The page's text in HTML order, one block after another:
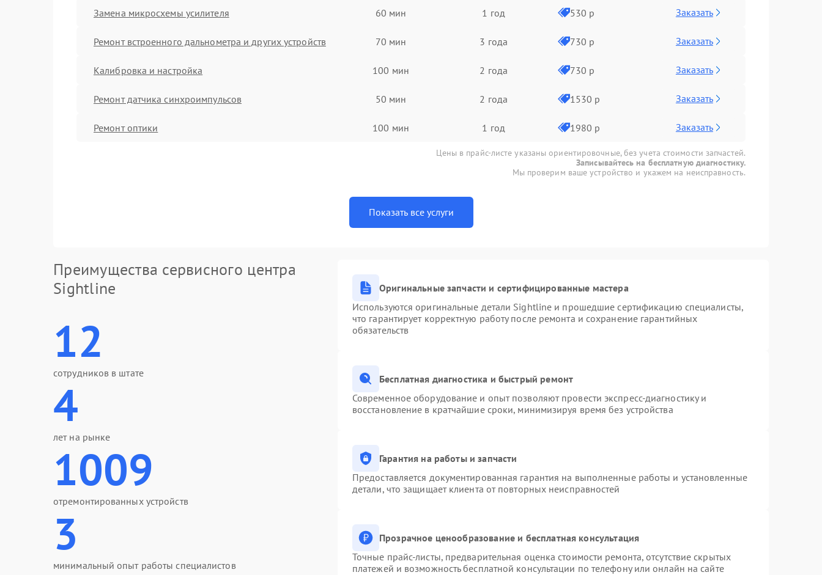
Замена микросхемы усилителя 60 мин 1 год 530 р Заказать
Ремонт встроенного дальнометра и других устройств 70 мин 3 года 730 р Заказать
Калибровка и настройка 100 мин 2 года 730 р Заказать
Ремонт датчика синхроимпульсов 50 мин 2 года 1530 р Заказать
Ремонт оптики 100 мин 1 год 1980 р Заказать
Цены в прайс-листе указаны ориентировочные, без учета стоимости запчастей.
Записывайтесь на бесплатную диагностику.
Мы проверим ваше устройство и укажем на неисправность.
Показать все услуги
Преимущества сервисного центра
Sightline
12
сотрудников в штате
4
лет на рынке
1009
отремонтированных устройств
3
минимальный опыт работы специалистов
Оригинальные запчасти и сертифицированные мастера
Используются оригинальные детали Sightline и прошедшие сертификацию специалисты,
что гарантирует корректную работу после ремонта и сохранение гарантийных
обязательств
Бесплатная диагностика и быстрый ремонт
Современное оборудование и опыт позволяют провести экспресс-диагностику и
восстановление в кратчайшие сроки, минимизируя время без устройства
Гарантия на работы и запчасти
Предоставляется документированная гарантия на выполненные работы и установленные
детали, что защищает клиента от повторных неисправностей
Прозрачное ценообразование и бесплатная консультация
Точные прайс-листы, предварительная оценка стоимости ремонта, отсутствие скрытых
платежей и возможность бесплатной консультации по телефону или онлайн на сайте